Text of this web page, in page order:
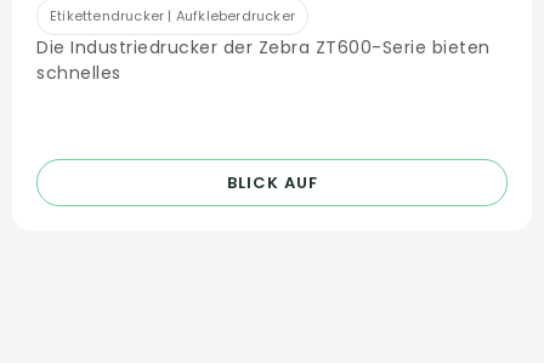
Etikettendrucker | Aufkleberdrucker
Die Industriedrucker der Zebra ZT600-Serie bieten
schnelles
BLICK AUF